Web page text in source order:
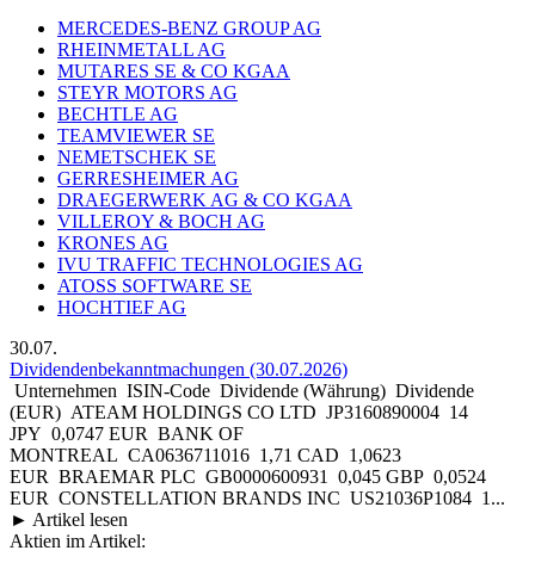
MERCEDES-BENZ GROUP AG
RHEINMETALL AG
MUTARES SE & CO KGAA
STEYR MOTORS AG
BECHTLE AG
TEAMVIEWER SE
NEMETSCHEK SE
GERRESHEIMER AG
DRAEGERWERK AG & CO KGAA
VILLEROY & BOCH AG
KRONES AG
IVU TRAFFIC TECHNOLOGIES AG
ATOSS SOFTWARE SE
HOCHTIEF AG
30.07.
Dividendenbekanntmachungen (30.07.2026)
Unternehmen ISIN-Code Dividende (Währung) Dividende
(EUR) ATEAM HOLDINGS CO LTD JP3160890004 14
JPY 0,0747 EUR BANK OF
MONTREAL CA0636711016 1,71 CAD 1,0623
EUR BRAEMAR PLC GB0000600931 0,045 GBP 0,0524
EUR CONSTELLATION BRANDS INC US21036P1084 1...
► Artikel lesen
Aktien im Artikel: